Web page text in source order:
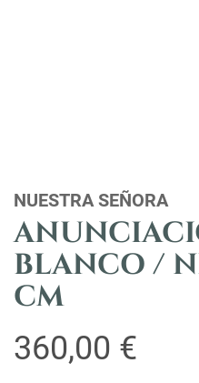
NUESTRA SEÑORA
BLANCO /
CM
360,00 €